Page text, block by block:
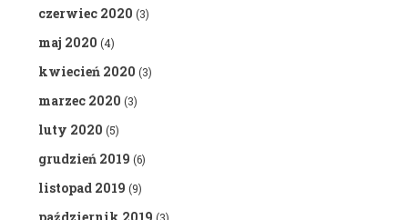
czerwiec 2020 (3)
maj 2020 (4)
kwiecień 2020 (3)
marzec 2020 (3)
luty 2020 (5)
grudzień 2019 (6)
listopad 2019 (9)